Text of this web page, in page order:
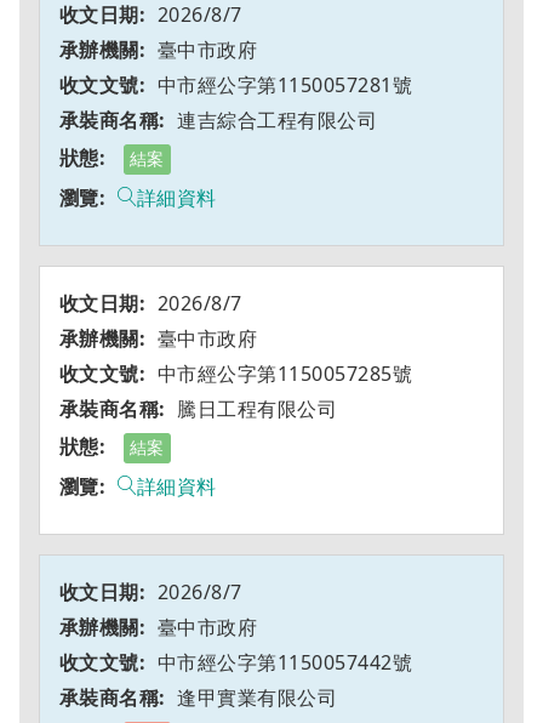
2026/8/7
臺中市政府
中市經公字第1150057281號
連吉綜合工程有限公司
結案
詳細資料
2026/8/7
臺中市政府
中市經公字第1150057285號
騰日工程有限公司
結案
詳細資料
2026/8/7
臺中市政府
中市經公字第1150057442號
逢甲實業有限公司